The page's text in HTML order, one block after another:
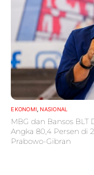
EKONOMI, NASIONAL
MBG dan Bansos
Angka 80,4 Persen di
Prabowo-Gibran